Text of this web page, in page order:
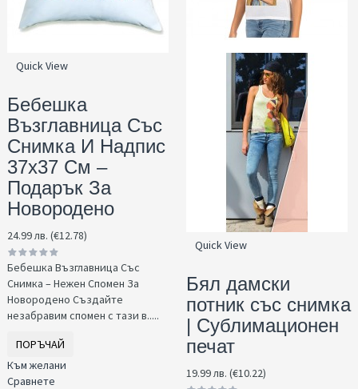
Quick View
Бебешка
Възглавница Със
Снимка И Надпис
37x37 См –
Подарък За
Новородено
24.99 лв. (€12.78)
Бебешка Възглавница Със
Снимка – Нежен Спомен За
Новородено Създайте
незабравим спомен с тази в.....
ПОРЪЧАЙ
Към желани
Сравнете
Quick View
Бял дамски
потник със снимка
| Сублимационен
печат
19.99 лв. (€10.22)